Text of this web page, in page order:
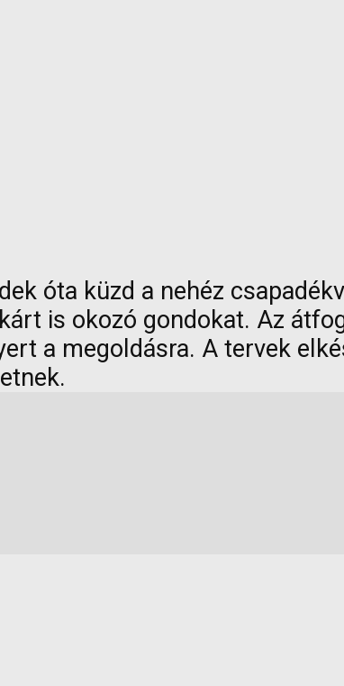
óta küzd a nehéz
is okozó gondokat. Az
a megoldásra. A tervek